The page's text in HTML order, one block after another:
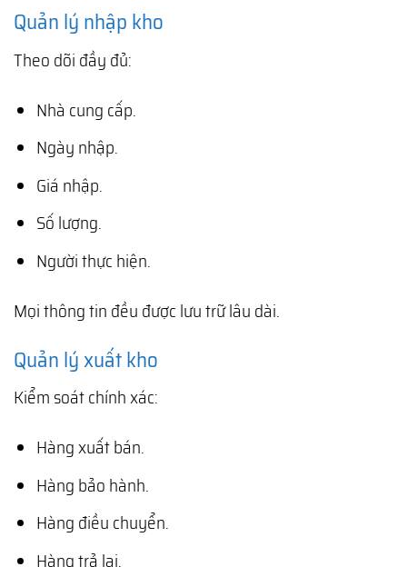
Quản lý nhập kho
Theo dõi đầy đủ:
Nhà cung cấp.
Ngày nhập.
Giá nhập.
Số lượng.
Người thực hiện.
Mọi thông tin đều được lưu trữ lâu dài.
Quản lý xuất kho
Kiểm soát chính xác:
Hàng xuất bán.
Hàng bảo hành.
Hàng điều chuyển.
Hàng trả lại.